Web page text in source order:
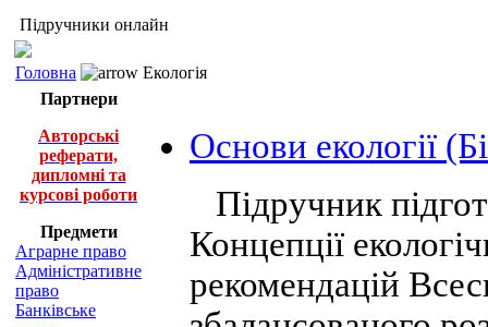
Підручники онлайн
Головна
Екологія
Партнери
Авторські
реферати,
дипломні та
курсові роботи
Предмети
Аграрне право
Адміністративне
право
Банківське
Основи екології
Підручник
Концепції
рекомендацій